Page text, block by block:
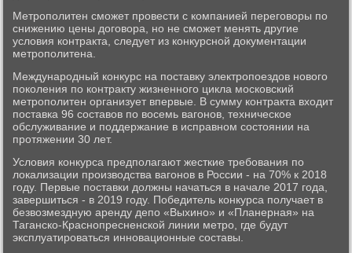
Метрополитен сможет провести с компанией переговоры по
снижению цены договора, но не сможет менять другие
условия контракта, следует из конкурсной документации
метрополитена.
Международный конкурс на поставку электропоездов нового
поколения по контракту жизненного цикла московский
метрополитен организует впервые. В сумму контракта входит
поставка 96 составов по восемь вагонов, техническое
обслуживание и поддержание в исправном состоянии на
протяжении 30 лет.
Условия конкурса предполагают жесткие требования по
локализации производства вагонов в России - на 70% к 2018
году. Первые поставки должны начаться в начале 2017 года,
завершиться - в 2019 году. Победитель конкурса получает в
безвозмездную аренду депо «Выхино» и «Планерная» на
Таганско-Краснопресненской линии метро, где будут
эксплуатироваться инновационные составы.